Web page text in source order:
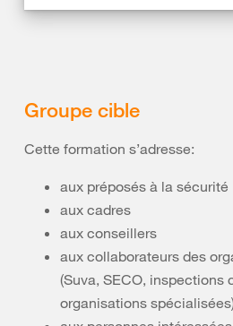
Groupe cible
Cette formation s’adresse:
aux préposés à la sécurité
aux cadres
aux conseillers
aux collaborateurs des
(Suva, SECO, inspections
organisations